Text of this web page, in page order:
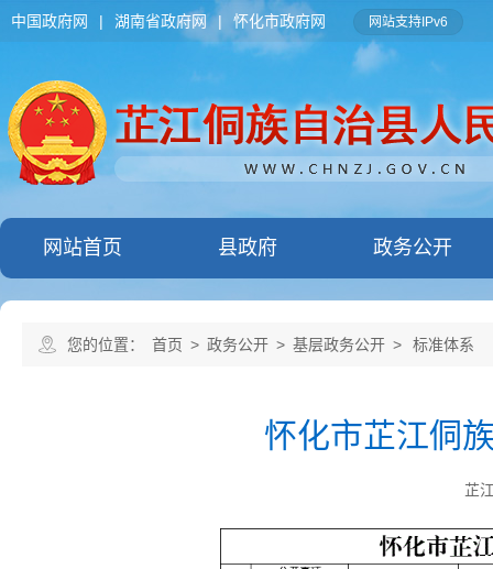
中国政府网 | 湖南省政府网 | 怀化市政府网 网站支持IPv6
网站首页 县政府 政务公开
您的位置： 首页 > 政务公开 > 基层政务公开 > 标准体系
怀化市芷江侗
芷